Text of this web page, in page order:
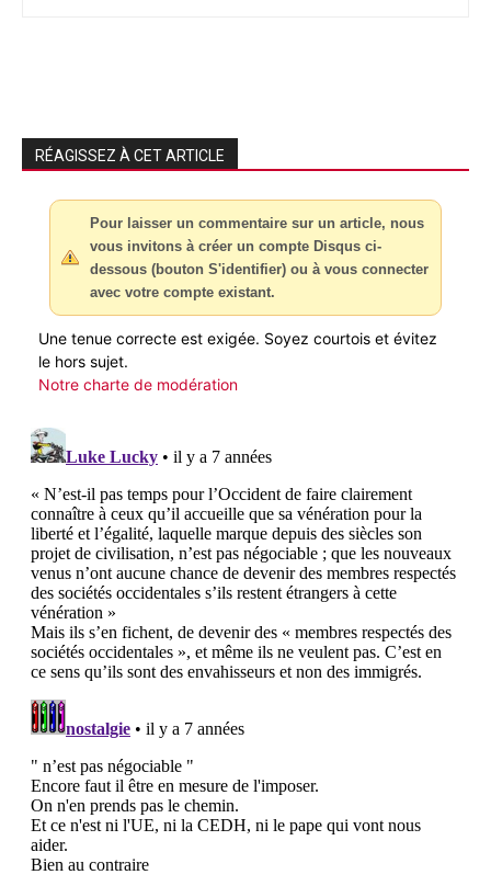
RÉAGISSEZ À CET ARTICLE
Pour laisser un commentaire sur un article, nous
vous invitons à créer un compte Disqus ci-
dessous (bouton S'identifier) ou à vous connecter
avec votre compte existant.
Une tenue correcte est exigée. Soyez courtois et évitez
le hors sujet.
Notre charte de modération